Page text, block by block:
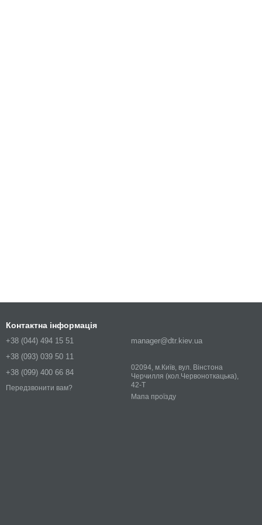
Контактна інформація
+38 (044) 494 15 51
+38 (093) 039 50 11
+38 (099) 400 66 84
Передзвонити вам?
manager@dtr.kiev.ua
02094, м.Київ, вул. Вінстона
Черчилля (кол.Червоноткацька),
42-Т
Мапа проїзду